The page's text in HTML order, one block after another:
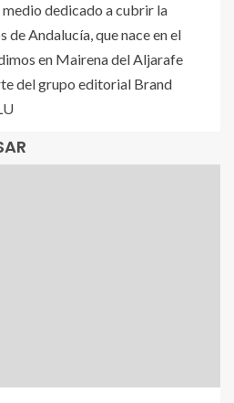
dedicado a cubrir la
de Andalucía, que nace en el
en Mairena del Aljarafe
del grupo editorial Brand